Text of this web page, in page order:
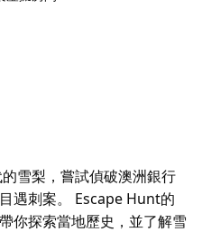
雪梨，嘗試偵破澳洲銀行
遇刺案。 Escape Hunt的
你探索當地歷史，並了解雪